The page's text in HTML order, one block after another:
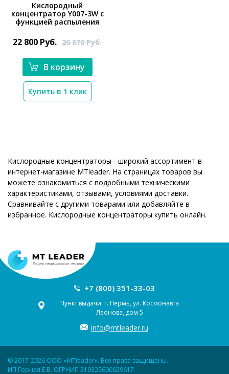
*}
Кислородный
концентратор Y007-3W с
функцией распыления
22 800 Руб. 26 676Руб.
В корзину
Купить в 1 клик
Кислородные концентраторы - широкий ассортимент в
интернет-магазине MTleader. На страницах товаров вы
можете ознакомиться с подробными техническими
характеристиками, отзывами, условиями доставки.
Сравнивайте с другими товарами или добавляйте в
избранное. Кислородные концентраторы купить онлайн.
+7 (800) 351-33-03
Пункт выдачи: г. Пермь, ул. Космонавта
Леонова, дом 5
info@mtleader.ru
© 2017-2026 ООО «MTleader». Все права защищены.
ИП Горная Е.В. ОГРНИП 319325600029617